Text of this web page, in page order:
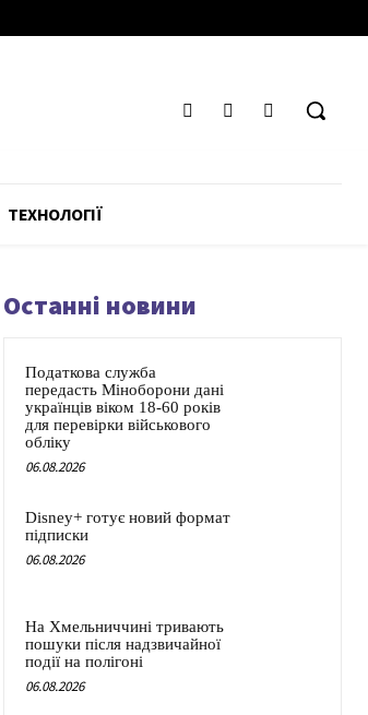
ТЕХНОЛОГІЇ
Останні новини
Податкова служба
передасть Міноборони дані
українців віком 18-60 років
для перевірки військового
обліку
06.08.2026
Disney+ готує новий формат
підписки
06.08.2026
На Хмельниччині тривають
пошуки після надзвичайної
події на полігоні
06.08.2026